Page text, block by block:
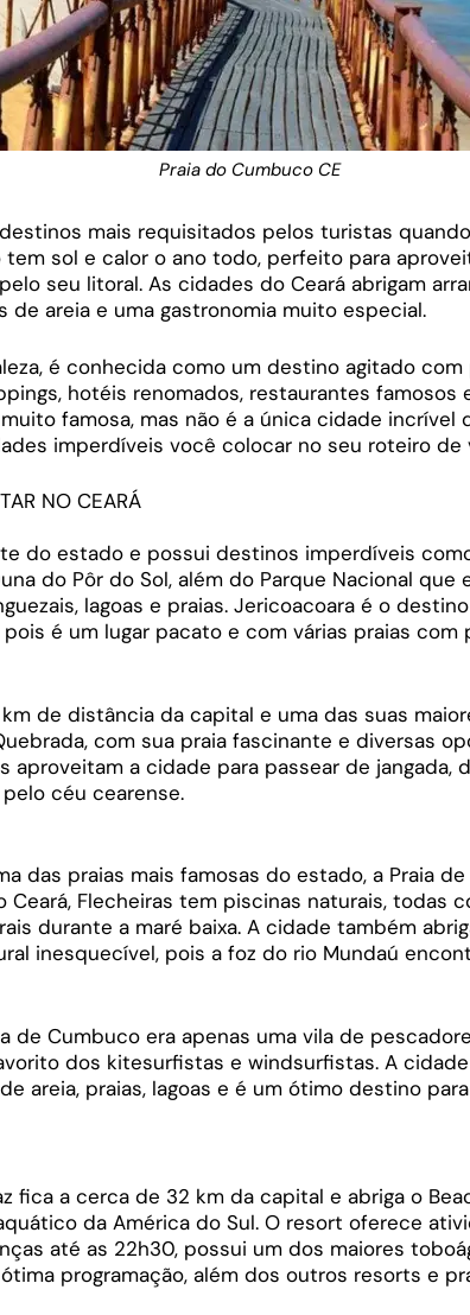
Praia do Cumbuco CE
mais requisitados pelos turistas
tem sol e calor o ano todo, perfeito para
seu litoral. As cidades do Ceará abrigam
de areia e uma gastronomia muito especial.
é conhecida como um destino agitado
hotéis renomados, restaurantes famosos
famosa, mas não é a única cidade incrível
imperdíveis você colocar no seu roteiro de
NO CEARÁ
do estado e possui destinos imperdíveis
do Pôr do Sol, além do Parque Nacional
lagoas e praias. Jericoacoara é o
é um lugar pacato e com várias praias com
de distância da capital e uma das suas
com sua praia fascinante e diversas
aproveitam a cidade para passear de jangada,
céu cearense.
das praias mais famosas do estado, a Praia
Ceará, Flecheiras tem piscinas naturais, todas
durante a maré baixa. A cidade também
inesquecível, pois a foz do rio Mundaú
de Cumbuco era apenas uma vila de
dos kitesurfistas e windsurfistas. A
areia, praias, lagoas e é um ótimo destino
fica a cerca de 32 km da capital e abriga o
da América do Sul. O resort oferece
até as 22h30, possui um dos maiores
programação, além dos outros resorts e